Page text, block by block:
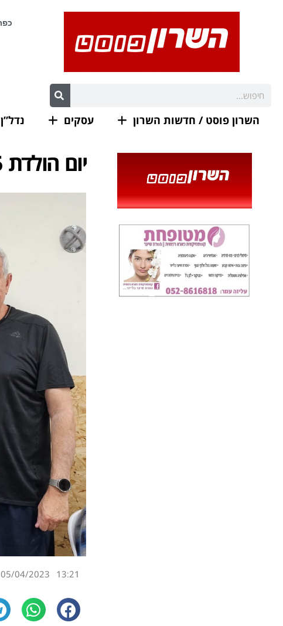
השרון פוסט / חדשות השרון עסקים נדל”ן
יום הולדת 75 למאיר אהרוני
13:21
05/04/2023